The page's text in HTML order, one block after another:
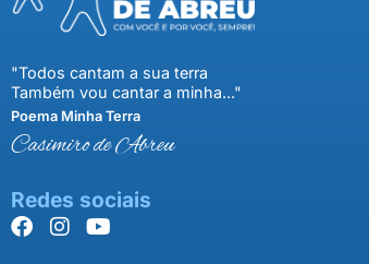
"Todos cantam a sua terra
Também vou cantar a minha..."
Poema Minha Terra
Casimiro de Abreu
Redes sociais